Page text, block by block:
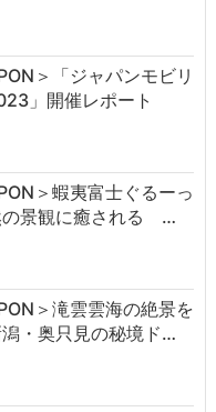
＞「ジャパンモビリ
」開催レポート
＞蝦夷富士ぐるーっ
の景観に癒される …
＞滝雲雲海の絶景を
・奥只見の秘境ド…